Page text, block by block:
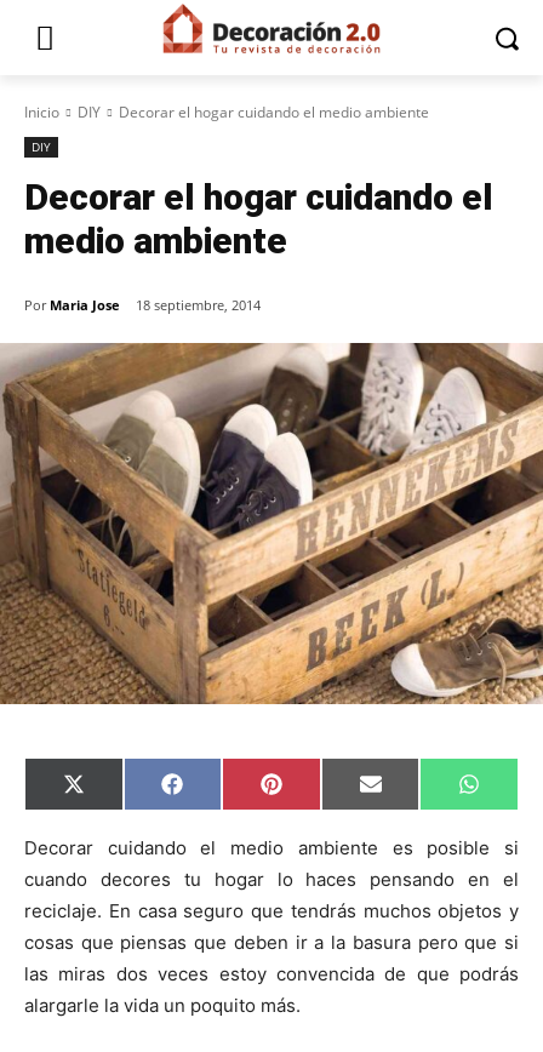
Inicio DIY Decorar el hogar cuidando el medio ambiente
DIY
Decorar el hogar cuidando el
medio ambiente
Por Maria Jose 18 septiembre, 2014
C
o
p
r
t
i
r
e
n
X
(
w
t
t
e
r
)
C
o
p
r
i
r
e
n
F
a
e
o
o
k
C
o
p
r
i
r
e
n
P
i
t
r
s
t
C
o
r
i
r
e
n
E
m
C
o
p
r
t
i
r
e
n
W
h
t
A
p
p
Decorar cuidando el medio ambiente es posible si
cuando decores tu hogar lo haces pensando en el
reciclaje. En casa seguro que tendrás muchos objetos y
cosas que piensas que deben ir a la basura pero que si
las miras dos veces estoy convencida de que podrás
alargarle la vida un poquito más.